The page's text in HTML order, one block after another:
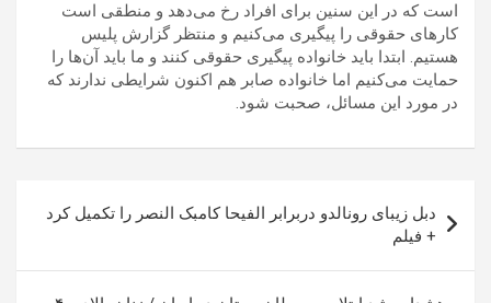
است که در این سنین برای افراد رخ می‌دهد و منطقی است
کارهای حقوقی را پیگیری می‌کنیم و منتظر گزارش پلیس
هستیم. ابتدا باید خانواده پیگیری حقوقی کنند و ما باید آن‌ها را
حمایت می‌کنیم اما خانواده صابر هم اکنون شرایطی ندارند که
در مورد این مسائل، صحبت شود.
نوشته
دبل زیبای رونالدو دربرابر الفیحا کامبک النصر را تکمیل کرد
+ فیلم